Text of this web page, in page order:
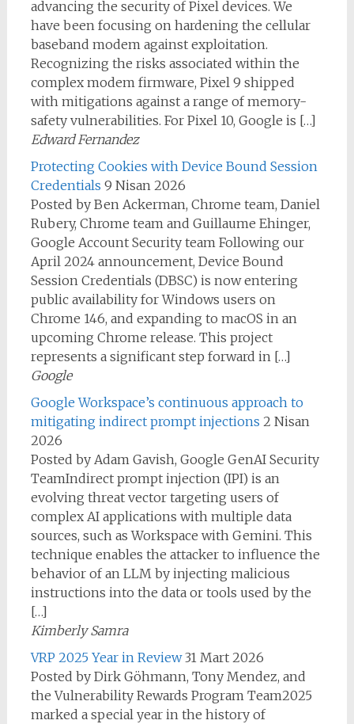
advancing the security of Pixel devices. We
have been focusing on hardening the cellular
baseband modem against exploitation.
Recognizing the risks associated within the
complex modem firmware, Pixel 9 shipped
with mitigations against a range of memory-
safety vulnerabilities. For Pixel 10, Google is […]
Edward Fernandez
Protecting Cookies with Device Bound Session
Credentials 9 Nisan 2026
Posted by Ben Ackerman, Chrome team, Daniel
Rubery, Chrome team and Guillaume Ehinger,
Google Account Security team Following our
April 2024 announcement, Device Bound
Session Credentials (DBSC) is now entering
public availability for Windows users on
Chrome 146, and expanding to macOS in an
upcoming Chrome release. This project
represents a significant step forward in […]
Google
Google Workspace’s continuous approach to
mitigating indirect prompt injections 2 Nisan
2026
Posted by Adam Gavish, Google GenAI Security
TeamIndirect prompt injection (IPI) is an
evolving threat vector targeting users of
complex AI applications with multiple data
sources, such as Workspace with Gemini. This
technique enables the attacker to influence the
behavior of an LLM by injecting malicious
instructions into the data or tools used by the
[…]
Kimberly Samra
VRP 2025 Year in Review 31 Mart 2026
Posted by Dirk Göhmann, Tony Mendez, and
the Vulnerability Rewards Program Team2025
marked a special year in the history of